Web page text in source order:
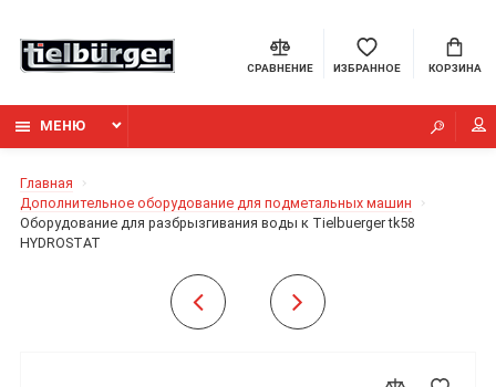
СРАВНЕНИЕ ИЗБРАННОЕ КОРЗИНА
МЕНЮ
Главная
Дополнительное оборудование для подметальных машин
Оборудование для разбрызгивания воды к Tielbuerger tk58
HYDROSTAT